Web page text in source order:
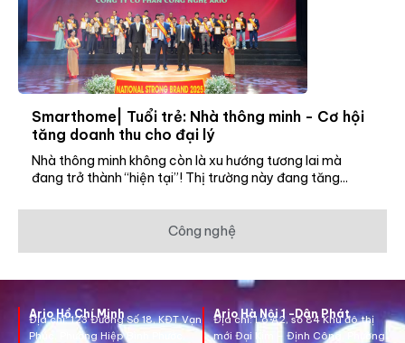
Công nghệ
Smarthome| Tuổi trẻ: Nhà thông minh - Cơ hội
tăng doanh thu cho đại lý
Nhà thông minh không còn là xu hướng tương lai mà
đang trở thành “hiện tại”! Thị trường này đang tăng...
Ario Hồ Chí Minh
Địa chỉ:123 Đường Số 18, KĐT Vạn
Phúc, Phường Hiệp Bình Phước,
Ario Hà Nội 1 -Dân Phát
Địa chỉ:Lô A2, số 84 Khu đô thị
mới Đại Kim – Định Công, Phường